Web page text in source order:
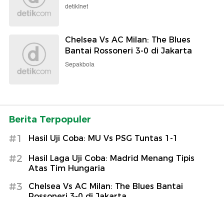
detikInet
Chelsea Vs AC Milan: The Blues
Bantai Rossoneri 3-0 di Jakarta
Sepakbola
Berita Terpopuler
#1 Hasil Uji Coba: MU Vs PSG Tuntas 1-1
#2
Hasil Laga Uji Coba: Madrid Menang Tipis
Atas Tim Hungaria
#3
Chelsea Vs AC Milan: The Blues Bantai